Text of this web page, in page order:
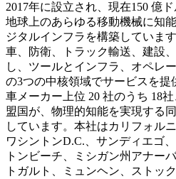
2017年に設立され、現在150 億
地球上のあらゆる移動機械に知
ジタルインフラを構築していま
車、防衛、トラック輸送、建設
し、ツールとインフラ、オペレ
の3つの中核領域でサービスを
車メーカー上位 20 社のうち 18
盟国が、物理的知能を実現する
しています。本社はカリフォル
ワシントンD.C.、サンディエゴ
トンビーチ、ミシガン州アナー
トガルト、ミュンヘン、ストッ